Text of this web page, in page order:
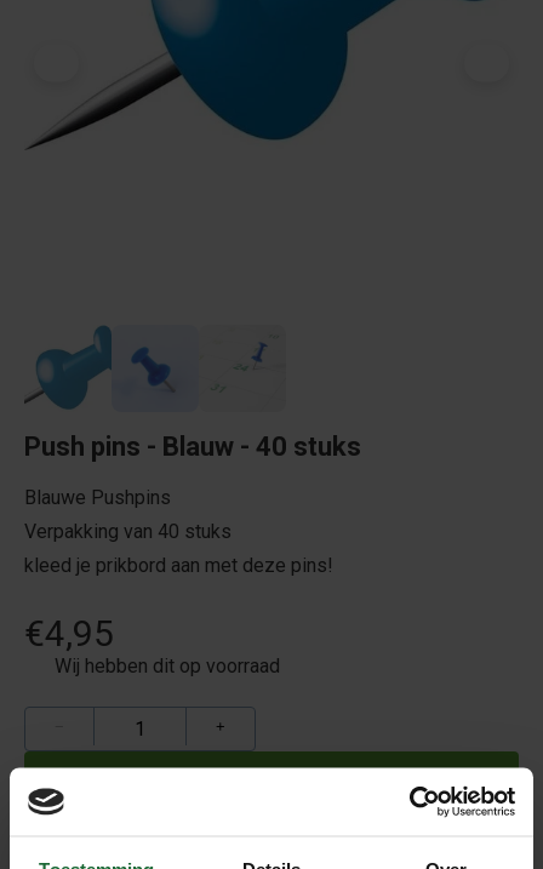
Push pins - Blauw - 40 stuks
Blauwe Pushpins
Verpakking van 40 stuks
kleed je prikbord aan met deze pins!
€4,95
Wij hebben dit op voorraad
+